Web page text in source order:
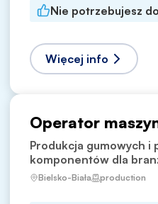
Nie potrzebujesz
Więcej info
Operator
Produkcja gumowych i
komponentów dla
Bielsko-Biała production